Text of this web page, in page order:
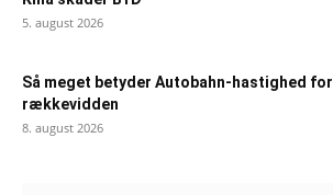
5. august 2026
Så meget betyder Autobahn-hastighed for
rækkevidden
8. august 2026